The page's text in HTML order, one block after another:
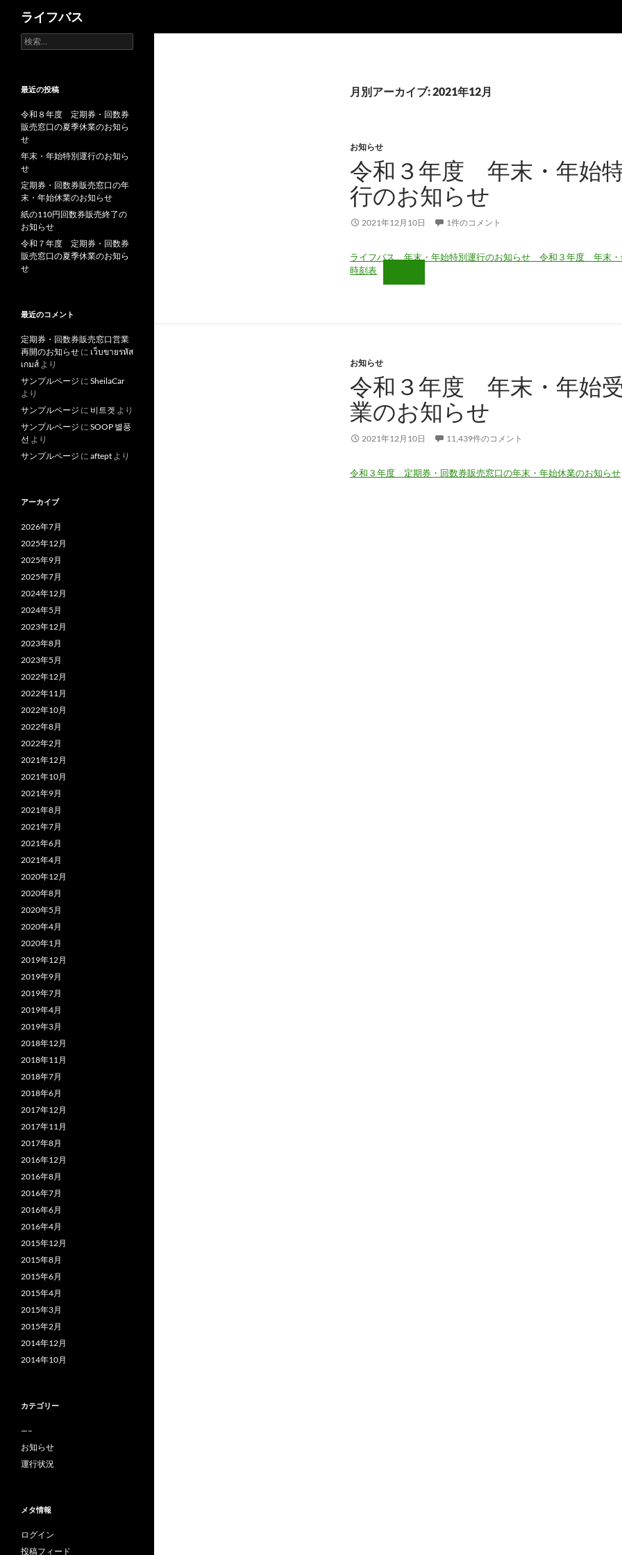
ライフバス
月別アーカイブ: 2021年12月
お知らせ
令和３年度 年末・年始
行のお知らせ
2021年12月10日 1件のコメント
ライフバス 年末・年始特別運行のお知らせ 令和３年度 年末・
時刻表
お知らせ
令和３年度 年末・年始
業のお知らせ
2021年12月10日 11,439件のコメント
令和３年度 定期券・回数券販売窓口の年末・年始休業のお知らせ
検
索:
最近の投稿
令和８年度 定期券・回数券
販売窓口の夏季休業のお知ら
せ
年末・年始特別運行のお知ら
せ
定期券・回数券販売窓口の年
末・年始休業のお知らせ
紙の110円回数券販売終了の
お知らせ
令和７年度 定期券・回数券
販売窓口の夏季休業のお知ら
せ
最近のコメント
定期券・回数券販売窓口営業
再開のお知らせ に เว็บขายรหัส
เกมส์ より
サンプルページ に SheilaCar
より
サンプルページ に 비트겟 より
サンプルページ に SOOP 별풍
선 より
サンプルページ に aftept より
アーカイブ
2026年7月
2025年12月
2025年9月
2025年7月
2024年12月
2024年5月
2023年12月
2023年8月
2023年5月
2022年12月
2022年11月
2022年10月
2022年8月
2022年2月
2021年12月
2021年10月
2021年9月
2021年8月
2021年7月
2021年6月
2021年4月
2020年12月
2020年8月
2020年5月
2020年4月
2020年1月
2019年12月
2019年9月
2019年7月
2019年4月
2019年3月
2018年12月
2018年11月
2018年7月
2018年6月
2017年12月
2017年11月
2017年8月
2016年12月
2016年8月
2016年7月
2016年6月
2016年4月
2015年12月
2015年8月
2015年6月
2015年4月
2015年3月
2015年2月
2014年12月
2014年10月
カテゴリー
—–
お知らせ
運行状況
メタ情報
ログイン
投稿フィード